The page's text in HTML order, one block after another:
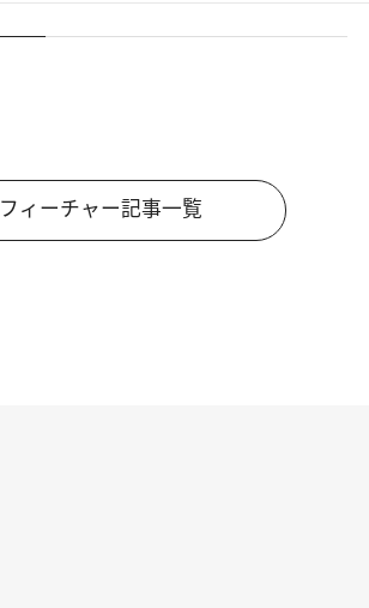
フィーチャー記事一覧